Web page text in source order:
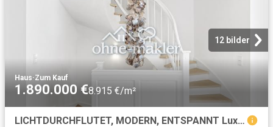
12 bilder
Haus·Zum Kauf
1.890.000 €8.915 €/m²
LICHTDURCHFLUTET, MODERN, ENTSPANNT Luxuriöse Doppelhaushälfte Energieeffizienz A